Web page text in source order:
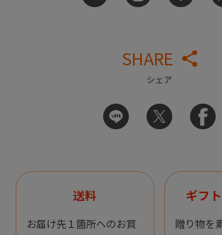
SHARE
シェア
送料
お届け先１箇所へのお買
ギフ
贈り物を